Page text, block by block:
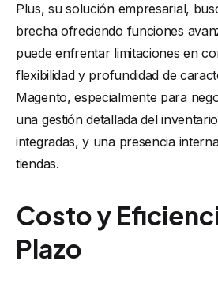
Plus, su solución empresarial,
brecha ofreciendo funciones
puede enfrentar limitaciones en
flexibilidad y profundidad de
Magento, especialmente para
una gestión detallada del
integradas, y una presencia
tiendas.
Costo y
Plazo